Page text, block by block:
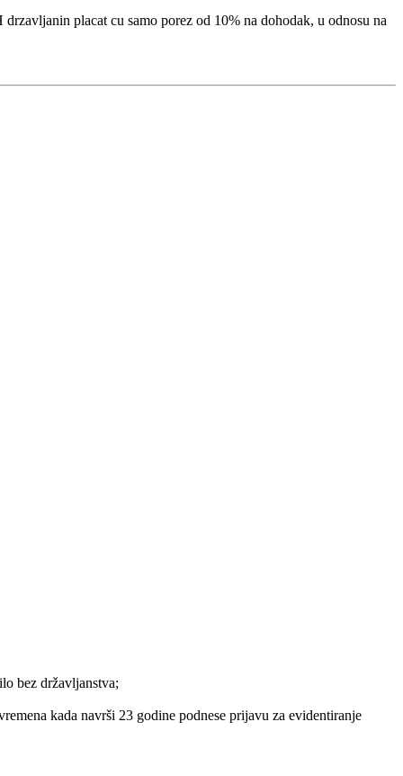
placat cu samo porez od 10% na dohodak, u odnosu na
bez državljanstva;
kada navrši 23 godine podnese prijavu za evidentiranje